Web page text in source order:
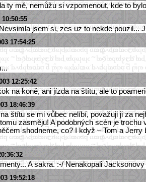
ty mě, nemůžu si vzpomenout, kde to
10:50:55
jsem si, zes uz to nekde pouzil...
17:54:25
12:25:42
na koně, ani jízda na štítu, ale to
18:46:39
štítu se mi vůbec nelíbí, považuji ji za
zasměju! A podobných scén je
shodneme, co? I když – Tom a
A sakra. :-/ Nenakopali
19:52:18